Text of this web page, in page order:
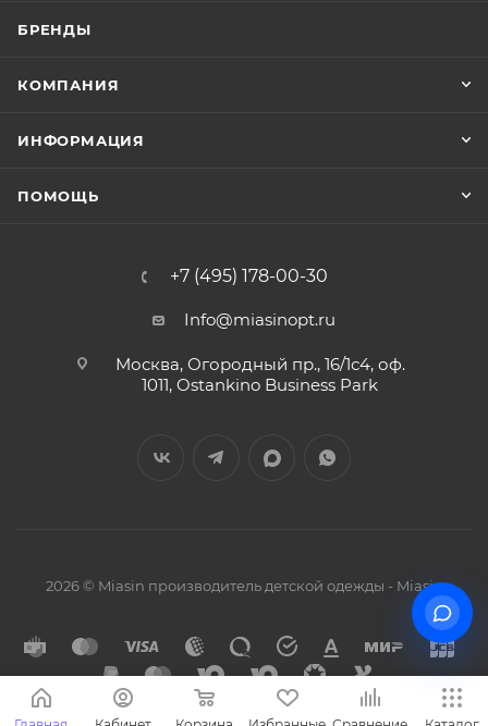
БРЕНДЫ
КОМПАНИЯ
ИНФОРМАЦИЯ
ПОМОЩЬ
+7 (495) 178-00-30
Info@miasinopt.ru
Москва, Огородный пр., 16/1с4, оф.
1011, Ostankino Business Park
2026 © Miasin производитель детской одежды - Miasin